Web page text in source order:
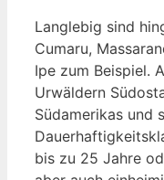
Langlebig sind
Cumaru,
Ipe zum Beispiel.
Urwäldern
Südamerikas und
bis zu 25 Jahre